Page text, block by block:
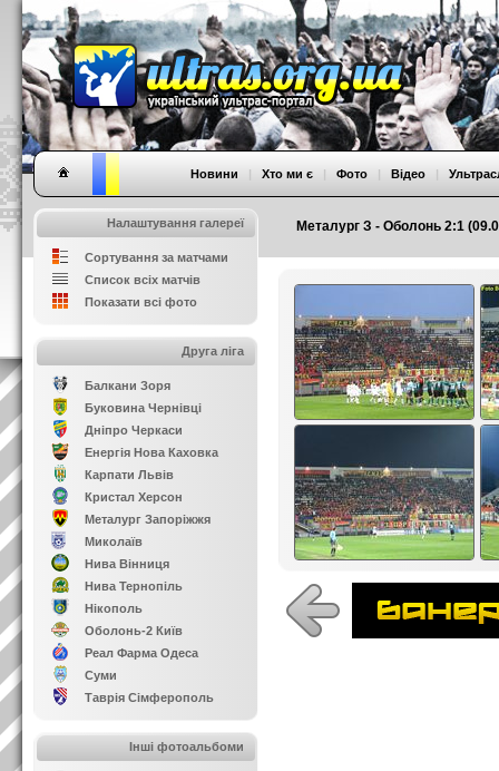
Металург З - Оболонь 2:1
Новини | Хто ми є | Фото | Відео |
Налаштування галереї
Сортування за матчами
Список всіх матчів
Показати всі фото
Друга ліга
Балкани Зоря
Буковина Чернівці
Дніпро Черкаси
Енергія Нова Каховка
Карпати Львів
Кристал Херсон
Металург Запоріжжя
Миколаїв
Нива Вінниця
Нива Тернопіль
Нікополь
Оболонь-2 Київ
Реал Фарма Одеса
Суми
Таврія Сімферополь
Інші фотоальбоми